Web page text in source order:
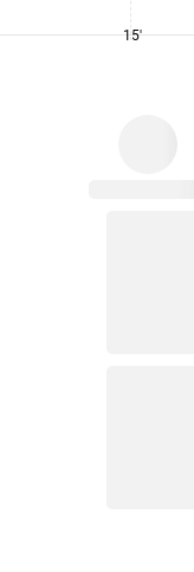
15'